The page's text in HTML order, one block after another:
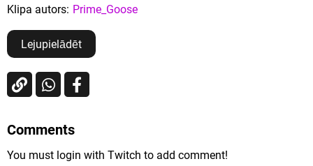
Klipa autors: Prime_Goose
Lejupielādēt
Comments
You must login with Twitch to add comment!